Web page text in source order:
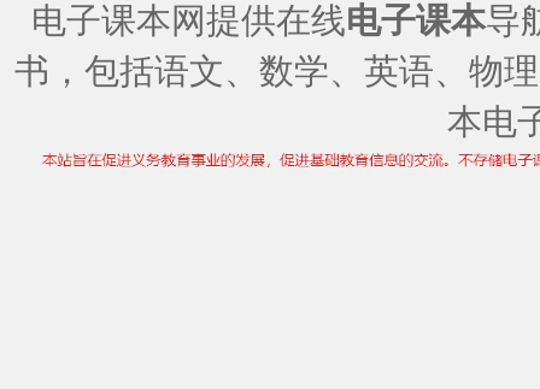
电子课本网提供在线电子课本导
书，包括语文、数学、英语、物
本电